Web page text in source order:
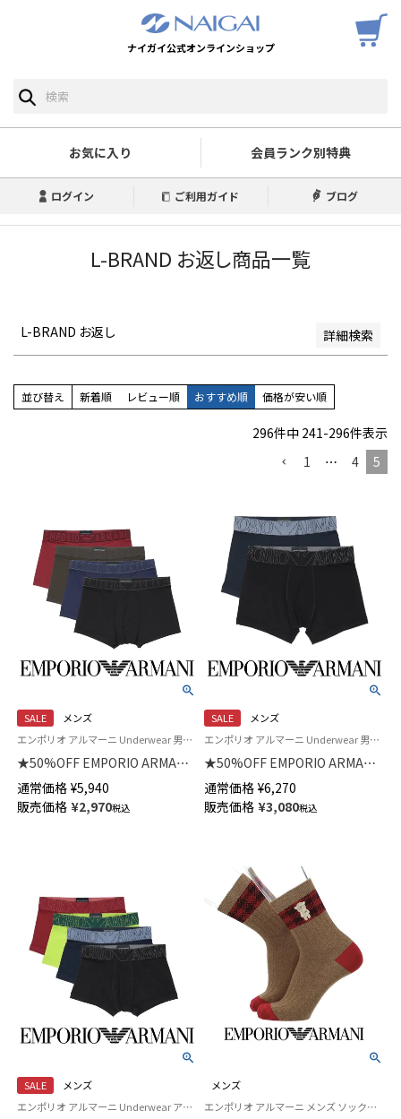
ナイガイ公式オンラインショップ
お気に入り 会員ランク別特典
ログイン ご利用ガイド ブログ
L-BRAND お返し商品一覧
L-BRAND お返し 詳細検索
並び順
新着順
価格が高い順
優先度順
キーワードヒット順
並び替え 新着順 レビュー順 おすすめ順 価格が安い順
296件中 241-296件表示
1
… 4 5
SALE
メンズ
エンポリオ アルマーニ Underwear 男性 アンダーウェア 紳士 下着
★50%OFF EMPORIO ARMANI
ESSENTIAL MICROFIBER エッ
センシャル マイクロファイバー
ボクサーパンツ 【S/M/L】 前閉じ
通常価格 ¥5,940
販売価格 ¥2,970税込
SALE
メンズ
エンポリオ アルマーニ Underwear 男性アンダーウェア 紳士 下着
★50%OFF EMPORIO ARMANI
MEGALOGO メガロゴ ボクサー
ブリーフパンツ 前閉じ 【S/M/L】
EUサイズ メンズ 54059786
通常価格 ¥6,270
販売価格 ¥3,080税込
SALE
メンズ
エンポリオ アルマーニ Underwear アンダーウェア 男性 紳士 下着
メンズ
エンポリオ アルマーニ メンズ ソックス 靴下